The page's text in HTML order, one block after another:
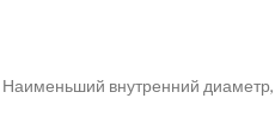
внутренний